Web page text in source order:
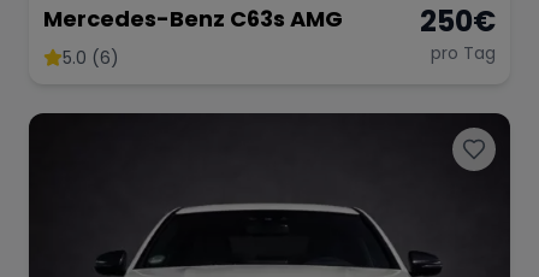
Mercedes-Benz C63s AMG
5.0 (6)
250€
pro Tag